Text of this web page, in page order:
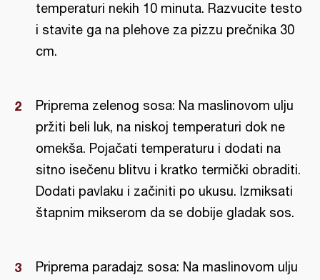
temperaturi nekih 10 minuta. Razvucite testo
i stavite ga na plehove za pizzu prečnika 30
cm.
Priprema zelenog sosa: Na maslinovom ulju
pržiti beli luk, na niskoj temperaturi dok ne
omekša. Pojačati temperaturu i dodati na
sitno isečenu blitvu i kratko termički obraditi.
Dodati pavlaku i začiniti po ukusu. Izmiksati
štapnim mikserom da se dobije gladak sos.
Priprema paradajz sosa: Na maslinovom ulju